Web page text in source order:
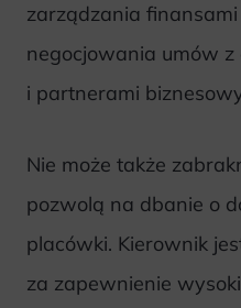
zarządzania
negocjowania umów
i partnerami
Nie może także
pozwolą na dbanie o
placówki. Kierownik
za zapewnienie